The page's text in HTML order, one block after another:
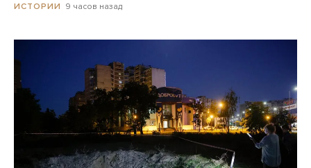
ИСТОРИИ 9 часов назад